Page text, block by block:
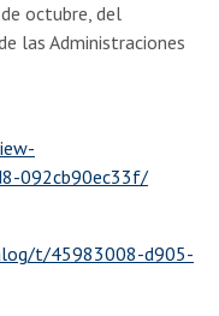
octubre, del
las Administraciones
092cb90ec33f/
t/45983008-d905-